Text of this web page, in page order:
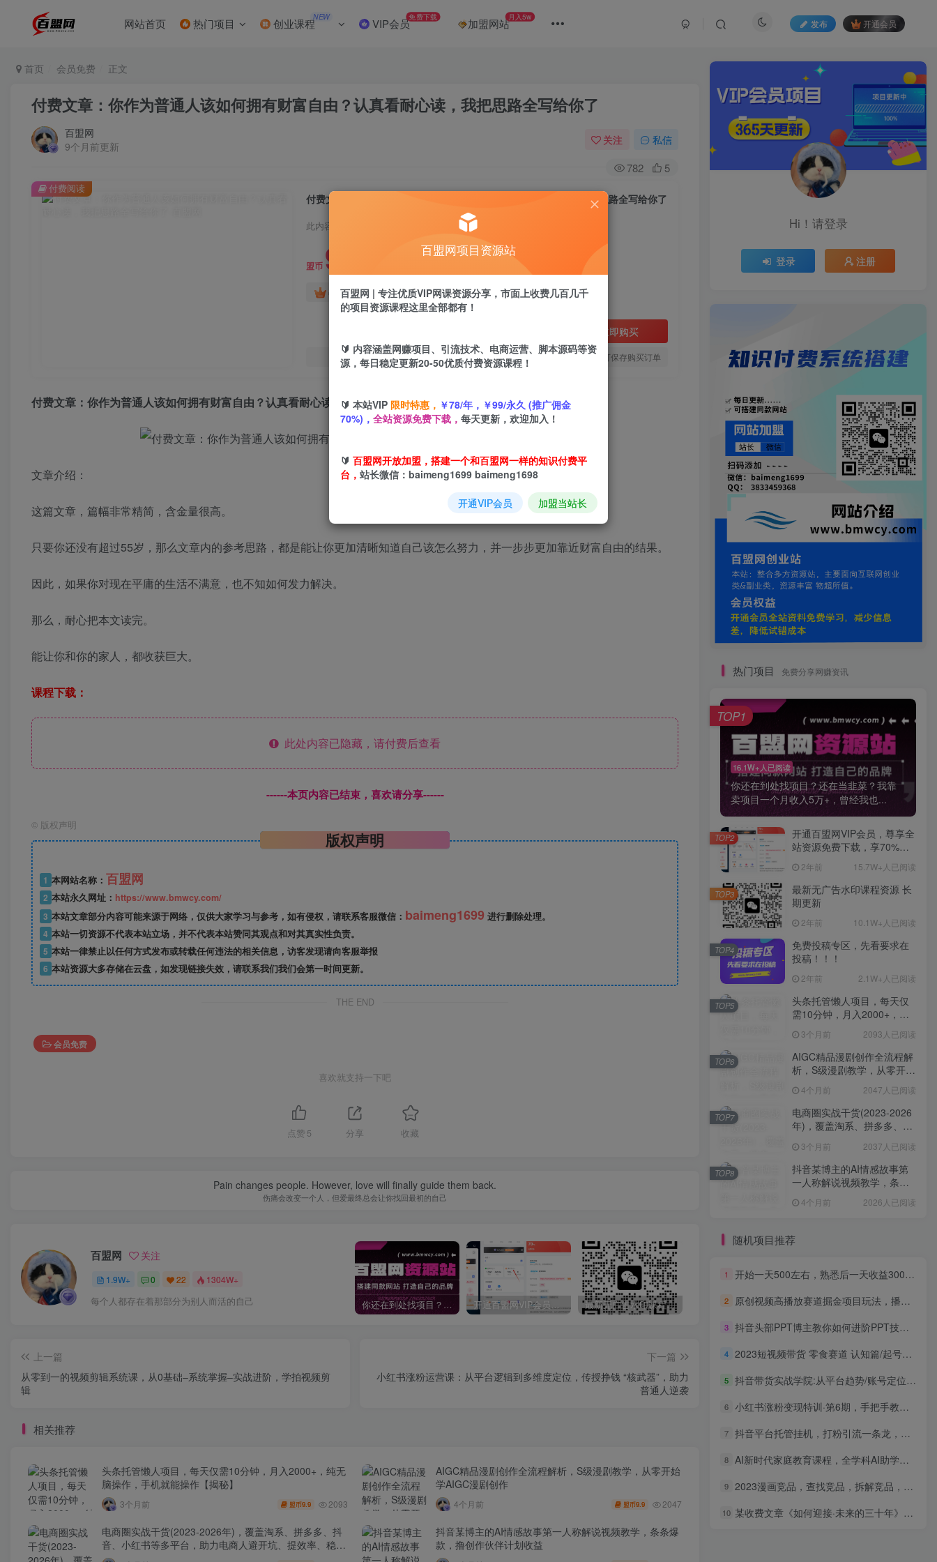
网站首页 热门项目 创业课程NEW VIP会员免费下载 加盟网站月入5w
发布 开通会员
首页 会员免费 正文
付费文章：你作为普通人该如何拥有财富自由？认真看耐心读，我把思路全写给你了
百盟网
9个月前更新
关注 私信
782 5
付费文章：你作为普通人该如何拥有财富自由？认真看耐心读，我把思路全写给你了
此内容为付费阅读，请付费后查看
盟币 9.9
年卡会员免费 永久会员免费
立即购买
您当前未登录！建议登陆后购买，可保存购买订单
付费阅读
付费文章：你作为普通人该如何拥有财富自由？认真看耐心读，我把思路全写给你了
文章介绍：
这篇文章，篇幅非常精简，含金量很高。
只要你还没有超过55岁，那么文章内的参考思路，都是能让你更加清晰知道自己该怎么努力，并一步步更加靠近财富自由的结果。
因此，如果你对现在平庸的生活不满意，也不知如何发力解决。
那么，耐心把本文读完。
能让你和你的家人，都收获巨大。
课程下载：
此处内容已隐藏，请付费后查看
------本页内容已结束，喜欢请分享------
© 版权声明
版权声明
1 本网站名称： 百盟网
2 本站永久网址： https://www.bmwcy.com/
3 本站文章部分内容可能来源于网络，仅供大家学习与参考，如有侵权，请联系客服微信： baimeng1699 进行删除处理。
4 本站一切资源不代表本站立场，并不代表本站赞同其观点和对其真实性负责。
5 本站一律禁止以任何方式发布或转载任何违法的相关信息，访客发现请向客服举报
6 本站资源大多存储在云盘，如发现链接失效，请联系我们我们会第一时间更新。
THE END
会员免费
喜欢就支持一下吧
点赞 5 分享 收藏
Pain changes people. However, love will finally guide them back.
伤痛会改变一个人，但爱最终总会让你找回最初的自己
百盟网 关注
1.9W+ 0 22 1304W+
每个人都存在着那部分为别人而活的自己 你还在到处找项目？还在当韭菜？我靠卖项目一个月收入5万+，曾经我也是个失败者。 最新无广告水印课程资源 长期更新 免费投稿专区，先看要求在投稿！！！ 头条托管懒人项目，每天仅需10分钟，月入2000+，纯无脑操作，手机就能操作【揭秘】
上一篇
从零到一的视频剪辑系统课，从0基础–系统掌握–实战进阶，学拍视频剪
辑
下一篇
小红书涨粉运营课：从平台逻辑到多维度定位，传授挣钱 “核武器”，助力
普通人逆袭
相关推荐
头条托管懒人项目，每天仅需10分钟，月入2000+，纯无
脑操作，手机就能操作【揭秘】
3个月前 盟币9.9 2093
AIGC精品漫剧创作全流程解析，S级漫剧教学，从零开始
学AIGC漫剧创作
4个月前 盟币9.9 2047
电商圈实战干货(2023-2026年)，覆盖淘系、拼多多、抖
音、小红书等多平台，助力电商人避开坑、提效率、稳盈
利(更新4月)
抖音某博主的AI情感故事第一人称解说视频教学，条条爆
款，撸创作伙伴计划收益
Hi！请登录
登录 注册
热门项目 免费分享网赚资讯
16.1W+人已阅读
你还在到处找项目？还在当韭菜？我靠
卖项目一个月收入5万+，曾经我也...
TOP1
开通百盟网VIP会员，尊享全
站资源免费下载，享70%的
惠】2年前 15.7W+人已阅读
TOP2
最新无广告水印课程资源 长
期更新
2年前 10.1W+人已阅读
TOP3
免费投稿专区，先看要求在
投稿！！！
2年前 2.1W+人已阅读
TOP4
头条托管懒人项目，每天仅
需10分钟，月入2000+，纯
【揭秘】
3个月前 2093人已阅读
TOP5
AIGC精品漫剧创作全流程解
析，S级漫剧教学，从零开始
4个月前 2047人已阅读
TOP6
电商圈实战干货(2023-2026
年)，覆盖淘系、拼多多、抖
电商人避开坑、提效率、稳
盈利(更新4月)
3个月前 2037人已阅读
TOP7
抖音某博主的AI情感故事第
一人称解说视频教学，条条
4个月前 2026人已阅读
TOP8
随机项目推荐
1 开始一天500左右，熟悉后一天收益3000+，寒假马上来了，抓住机会
2 原创视频高播放赛道掘金项目玩法，播放量越高收益越高，单条视频收益500+
3 抖音头部PPT博主教你如何进阶PPT技能，让你做得快，看得快，少改稿，高颜值
4 2023短视频带货 零食赛道 认知篇/起号篇/拍摄篇/剪辑篇/运营篇/热门篇/等等
5 抖音带货实战学院:从平台趋势/账号定位/蓝V认证到团队搭建/Dou+投放全链路
6 小红书涨粉变现特训·第6期，手把手教你打造爆款笔记（3月新课）
7 抖音平台托管挂机，打粉引流一条龙，包回收，仅需一部手机即可无限挂机，日收益50+
8 AI新时代家庭教育课程，全学科AI助学实操，培养孩子思维告别低效死记硬背
9 2023漫画竞品，查找竞品，拆解竞品，超越竞品（6节课）
10 某收费文章《如何迎接·未来的三十年》未来30年如何规划？不如看看这篇文章
百盟网项目资源站
百盟网 | 专注优质VIP网课资源分享，市面上收费几百几千
的项目资源课程这里全部都有！
🔰 内容涵盖网赚项目、引流技术、电商运营、脚本源码等资
源，每日稳定更新20-50优质付费资源课程！
🔰 本站VIP 限时特惠， ￥78/年，￥99/永久 (推广佣金
70%)， 全站资源免费下载， 每天更新，欢迎加入！
🔰 百盟网开放加盟，搭建一个和百盟网一样的知识付费平
台， 站长微信：baimeng1699 baimeng1698
开通VIP会员 加盟当站长